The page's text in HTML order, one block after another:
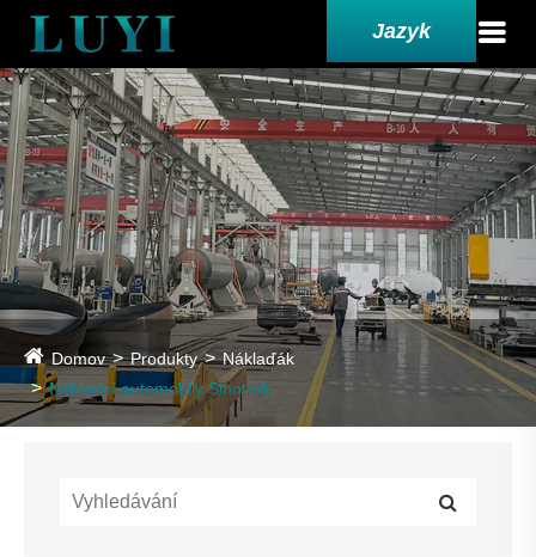
Jazyk
Domov Produkty
Náklaďák
Nákladní automobily Sinotruk